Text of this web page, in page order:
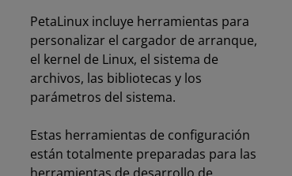
PetaLinux incluye herramientas para
personalizar el cargador de arranque,
el kernel de Linux, el sistema de
archivos, las bibliotecas y los
parámetros del sistema.
Estas herramientas de configuración
están totalmente preparadas para las